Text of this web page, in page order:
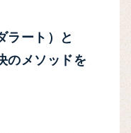
ラート）と
のメソッドを